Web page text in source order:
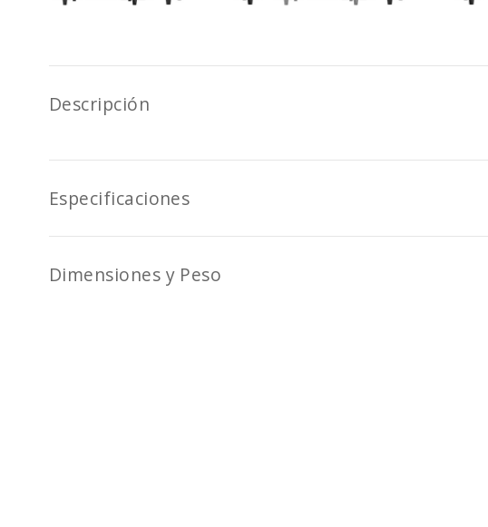
Descripción
Especificaciones
Dimensiones y Peso